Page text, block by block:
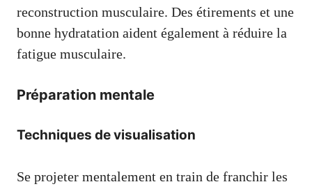
reconstruction musculaire. Des étirements et une
bonne hydratation aident également à réduire la
fatigue musculaire.
Préparation mentale
Techniques de visualisation
Se projeter mentalement en train de franchir les